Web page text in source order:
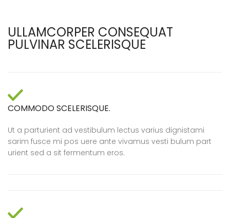
ULLAMCORPER CONSEQUAT
PULVINAR SCELERISQUE
COMMODO SCELERISQUE.
Ut a parturient ad vestibulum lectus varius dignistami
sarim fusce mi pos uere ante vivamus vesti bulum part
urient sed a sit fermentum eros.